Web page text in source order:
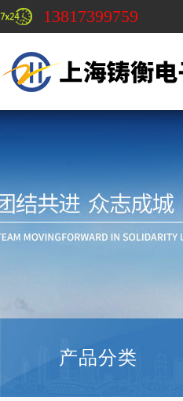
13817399759
产品分类